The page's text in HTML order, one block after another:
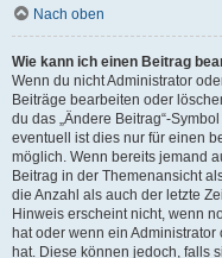
Nach oben
Wie kann ich einen Beitrag
Wenn du nicht Administrator
Beiträge bearbeiten oder
du das „Ändere Beitrag“-
eventuell ist dies nur für einen
möglich. Wenn bereits jemand
Beitrag in der Themenansicht
die Anzahl als auch der letzte
Hinweis erscheint nicht, wenn
hat oder wenn ein
hat. Diese können jedoch, falls